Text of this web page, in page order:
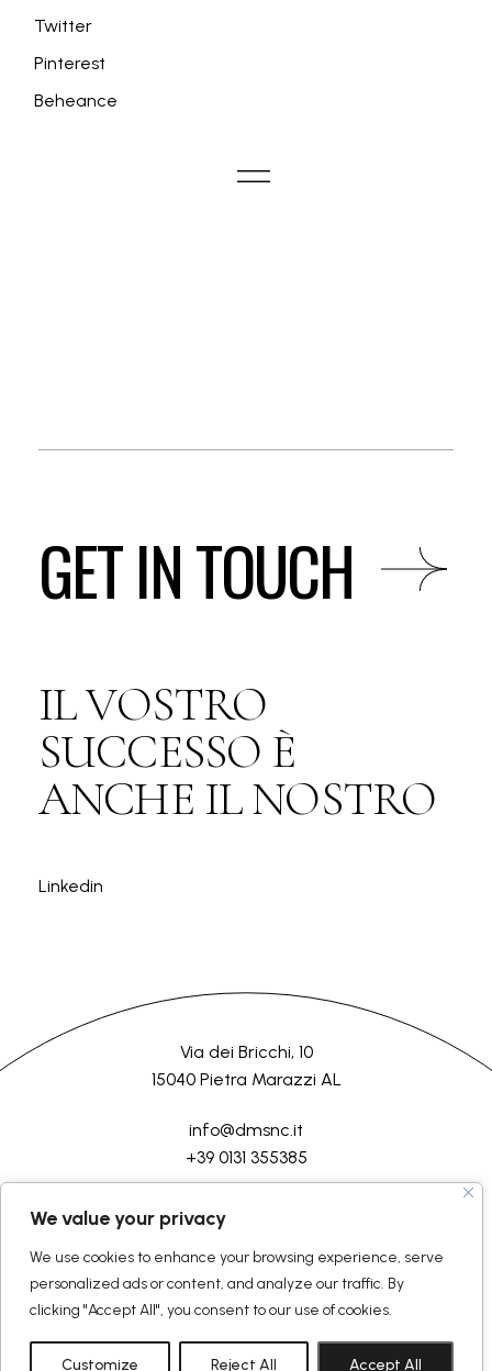
We value your privacy
We use cookies to enhance your browsing experience, serve
personalized ads or content, and analyze our traffic. By
clicking "Accept All", you consent to our use of cookies.
Customize Reject All Accept All
Twitter
Pinterest
Beheance
GET IN TOUCH
IL VOSTRO
SUCCESSO È
ANCHE IL NOSTRO
Linkedin
Via dei Bricchi, 10
15040 Pietra Marazzi AL
info@dmsnc.it
+39 0131 355385
©2026 D.M.Semilavorati srlTutti i diritti riservati
Politica GeneraleRendicontazione
Cookie Policy Privacy Policy Termini e condizioni